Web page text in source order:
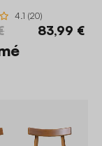
4.1 (20)
83,99 €